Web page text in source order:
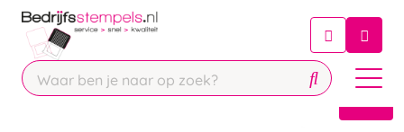
Chatbot
Chat 24/7 met onze chatbot voor
Contact